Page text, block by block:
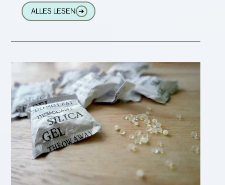
unseren kleinen Ratgeber
ALLES LESEN ➔